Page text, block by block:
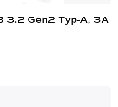
3.2 Gen2 Typ-A, 3A